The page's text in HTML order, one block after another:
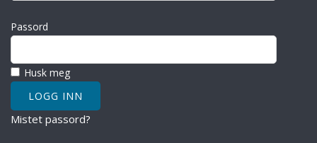
Passord
Husk meg
Mistet passord?